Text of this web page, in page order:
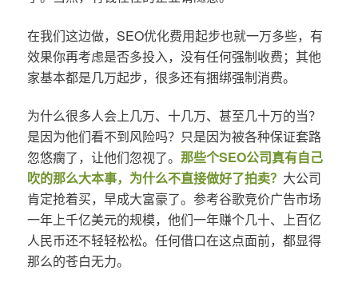
在我们这边做，SEO优化费用起步也就一万多些，有
效果你再考虑是否多投入，没有任何强制收费；其他
家基本都是几万起步，很多还有捆绑强制消费。
为什么很多人会上几万、十几万、甚至几十万的当？
是因为他们看不到风险吗？只是因为被各种保证套路
忽悠瘸了，让他们忽视了。 那些个SEO公司真有自己
吹的那么大本事，为什么不直接做好了拍卖？ 大公司
肯定抢着买，早成大富豪了。参考谷歌竞价广告市场
一年上千亿美元的规模，他们一年赚个几十、上百亿
人民币还不轻轻松松。任何借口在这点面前，都显得
那么的苍白无力。